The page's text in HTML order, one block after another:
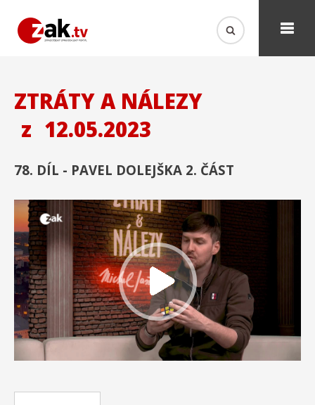
ZTRÁTY A NÁLEZY
z 12.05.2023
78. DÍL - PAVEL DOLEJŠKA 2. ČÁST